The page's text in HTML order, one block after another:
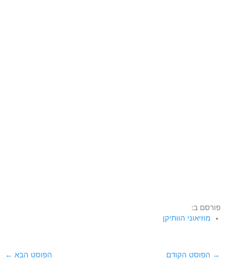
פורסם ב:
מוזיאוני הוותיקן
→ הפוסט הקודם הפוסט הבא ←